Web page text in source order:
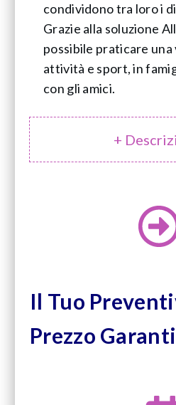
condividono tra loro i
Grazie alla soluzione
possibile praticare una
attività e sport, in
con gli amici.
+
Il Tuo
Prezzo